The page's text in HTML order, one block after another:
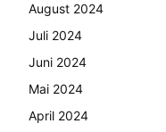
August 2024
Juli 2024
Juni 2024
Mai 2024
April 2024